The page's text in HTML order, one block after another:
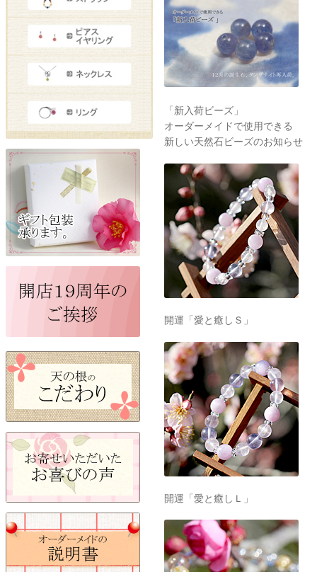
「新入荷ビーズ」
オーダーメイドで使用できる
新しい天然石ビーズのお知らせ
開運「愛と癒しＳ」
開運「愛と癒しＬ」